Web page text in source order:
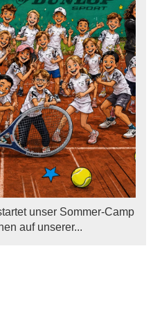
unser Sommer-Camp
auf unserer...